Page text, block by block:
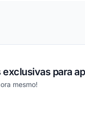
para
mesmo!